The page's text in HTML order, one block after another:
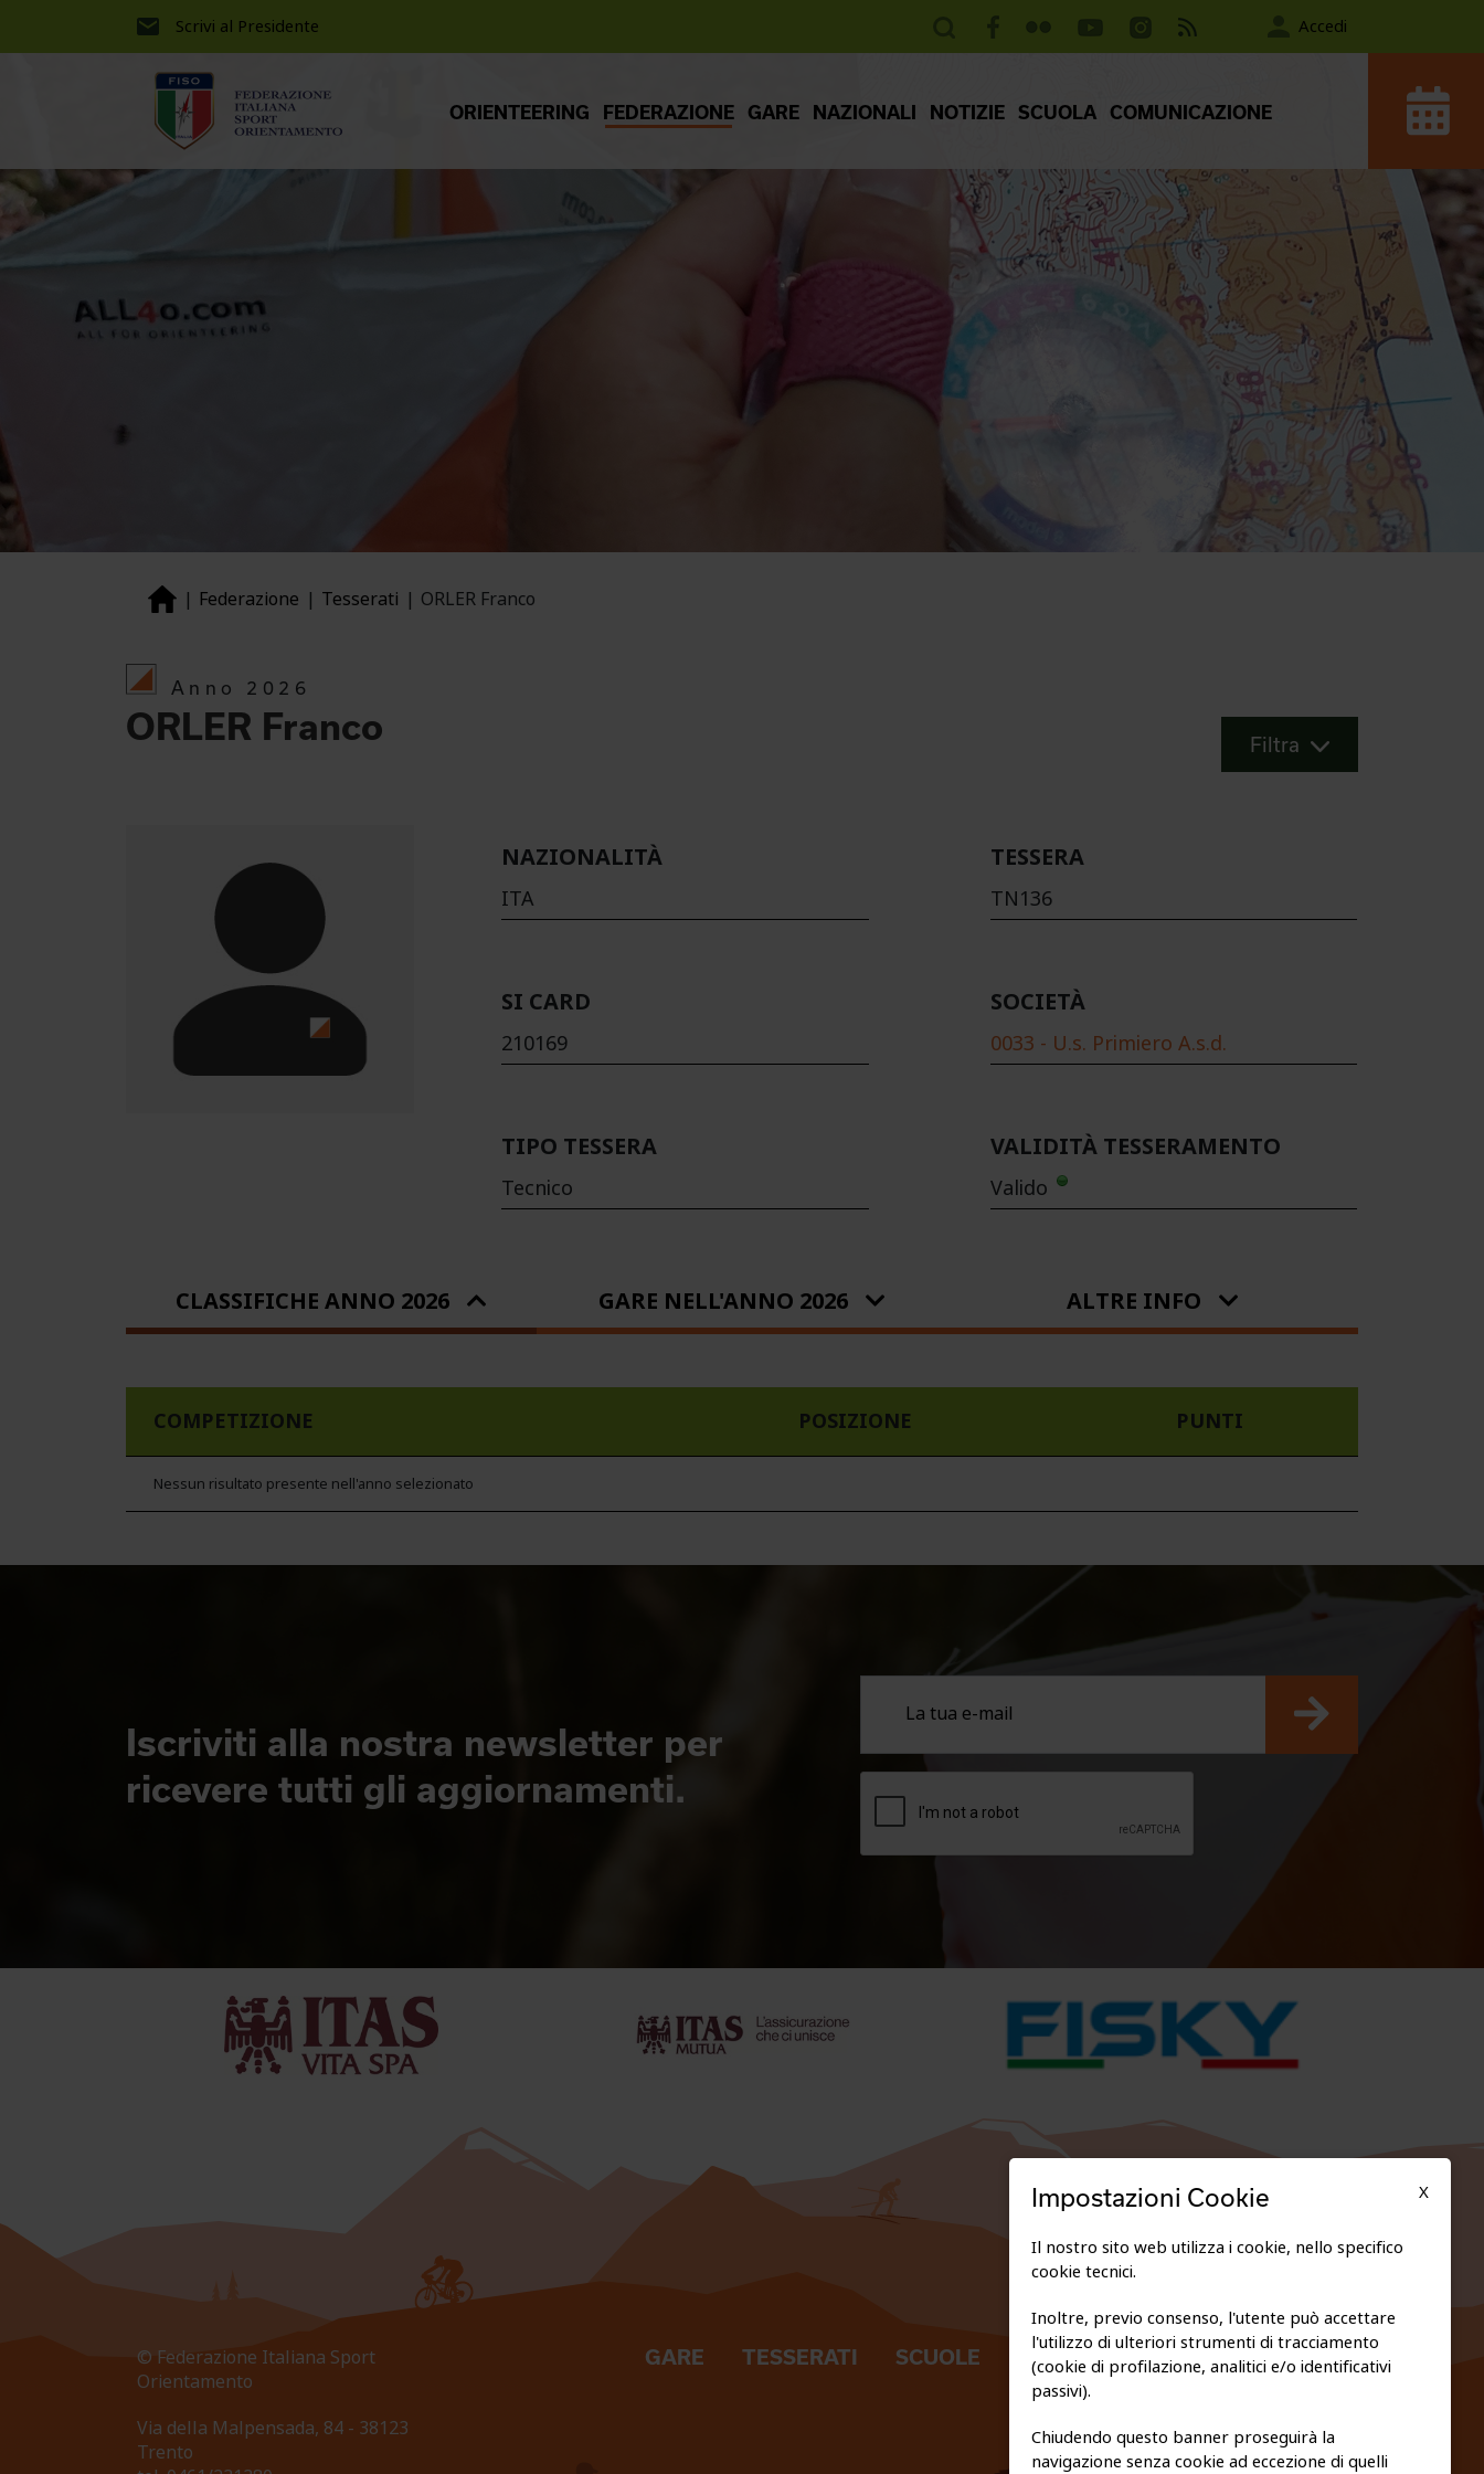
Scrivi al Presidente Accedi
ORIENTEERING FEDERAZIONE GARE NAZIONALI NOTIZIE SCUOLA COMUNICAZIONE
Federazione Tesserati ORLER Franco
Anno 2026
ORLER Franco Filtra
NAZIONALITÀ
ITA
TESSERA
TN136
SI CARD
210169
SOCIETÀ
0033 - U.s. Primiero A.s.d.
TIPO TESSERA
Tecnico
VALIDITÀ TESSERAMENTO
Valido
CLASSIFICHE ANNO 2026 GARE NELL'ANNO 2026 ALTRE INFO
COMPETIZIONE POSIZIONE PUNTI
Nessun risultato presente nell'anno selezionato
Iscriviti alla nostra newsletter per
ricevere tutti gli aggiornamenti.
© Federazione Italiana Sport
Orientamento
Via della Malpensada, 84 - 38123
Trento
GARE TESSERATI SCUOLE
FEDERAZIONE TRASPARENTE
PRIVACY E COOKIE POLICY
X
Impostazioni Cookie
Il nostro sito web utilizza i cookie, nello specifico
cookie tecnici.
Inoltre, previo consenso, l'utente può accettare
l'utilizzo di ulteriori strumenti di tracciamento
(cookie di profilazione, analitici e/o identificativi
passivi).
Chiudendo questo banner proseguirà la
navigazione senza cookie ad eccezione di quelli